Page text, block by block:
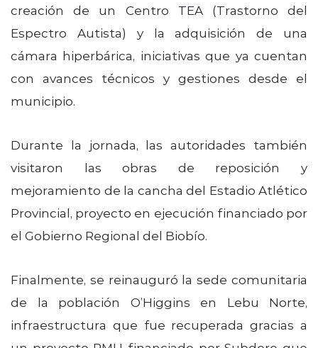
creación de un Centro TEA (Trastorno del
Espectro Autista) y la adquisición de una
cámara hiperbárica, iniciativas que ya cuentan
con avances técnicos y gestiones desde el
municipio.
Durante la jornada, las autoridades también
visitaron las obras de reposición y
mejoramiento de la cancha del Estadio Atlético
Provincial, proyecto en ejecución financiado por
el Gobierno Regional del Biobío.
Finalmente, se reinauguró la sede comunitaria
de la población O’Higgins en Lebu Norte,
infraestructura que fue recuperada gracias a